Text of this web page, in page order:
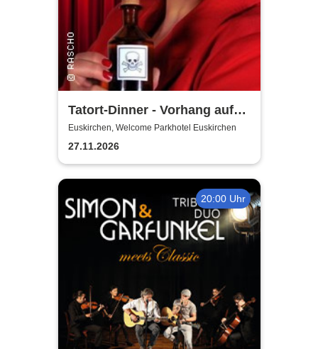
Tatort-Dinner - Vorhang auf
für Mord
Euskirchen, Welcome Parkhotel Euskirchen
27.11.2026
20:00 Uhr